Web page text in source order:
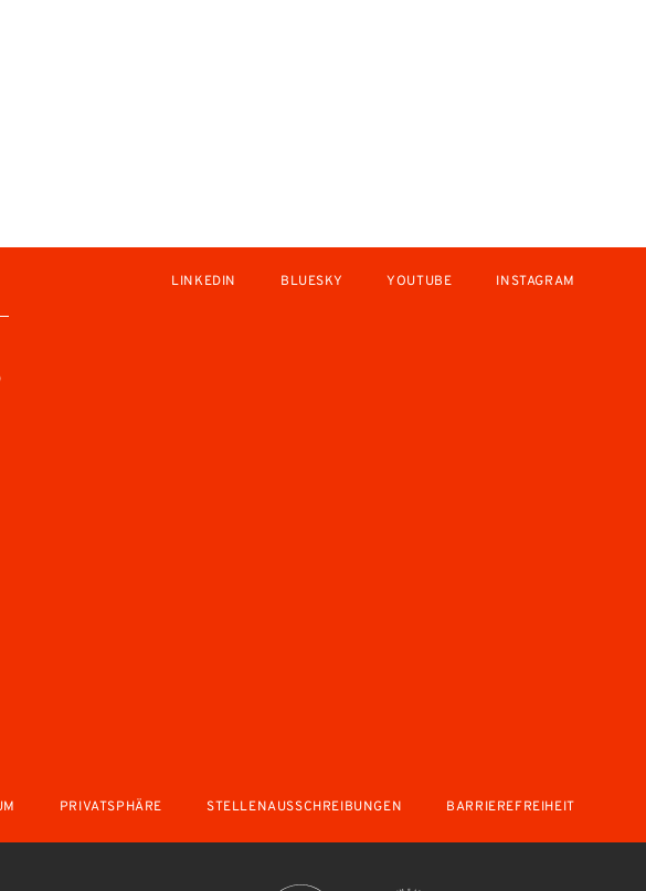
LINKEDIN BLUESKY YOUTUBE INSTAGRAM
PRIVATSPHÄRE STELLENAUSSCHREIBUNGEN BARRIEREFREIHEIT